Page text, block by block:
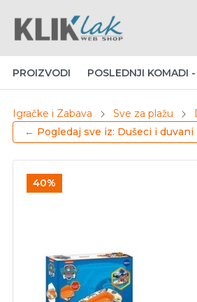
PROIZVODI POSLEDNJI KOMADI
Igračke i Zabava Sve za plažu
← Pogledaj sve iz: Dušeci i duvani
40%